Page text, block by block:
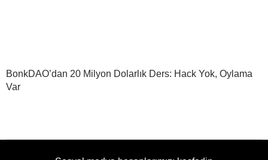
BonkDAO’dan 20 Milyon Dolarlık Ders: Hack Yok, Oylama
Var